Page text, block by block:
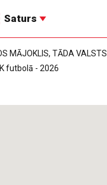
Saturs
MĀJOKLIS, TĀDA VALSTS
futbolā - 2026